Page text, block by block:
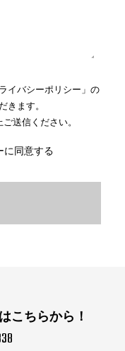
イバシーポリシー 」の
きます。
送信ください。
に同意する
こちらから！